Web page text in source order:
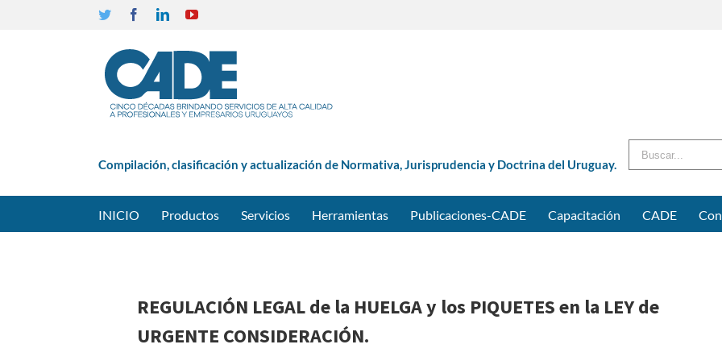
Twitter FacebookLinkedinYouTube
Compilación, clasificación y actualización de Normativa, Jurisprudencia y Doctrina del Uruguay.
INICIO Productos Servicios Herramientas Publicaciones-CADE Capacitación CADE
REGULACIÓN LEGAL de la HUELGA y los PIQUETES en la LEY de
URGENTE CONSIDERACIÓN.